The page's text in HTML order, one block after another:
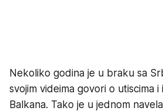
Nekoliko godina je u braku sa
svojim videima govori o utiscima i
Balkana. Tako je u jednom